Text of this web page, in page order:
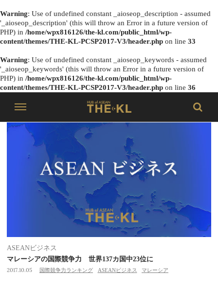
Warning: Use of undefined constant _aioseop_description - assumed
'_aioseop_description' (this will throw an Error in a future version of
PHP) in /home/wpx816126/the-kl.com/public_html/wp-
content/themes/THE-KL-PCSP2017-V3/header.php on line 33
Warning: Use of undefined constant _aioseop_keywords - assumed
'_aioseop_keywords' (this will throw an Error in a future version of
PHP) in /home/wpx816126/the-kl.com/public_html/wp-
content/themes/THE-KL-PCSP2017-V3/header.php on line 36
ASEANビジネス
マレーシアの国際競争力 世界137カ国中23位に
2017.10.05 国際競争力ランキング ASEANビジネス マレーシア